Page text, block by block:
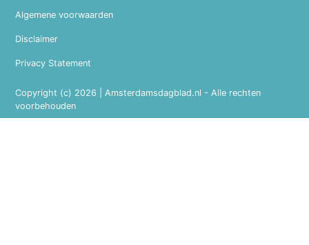
Copyright (c) 2026 | Amsterdamsdagblad.nl - Alle rechten
voorbehouden
Algemene voorwaarden
Disclaimer
Privacy Statement